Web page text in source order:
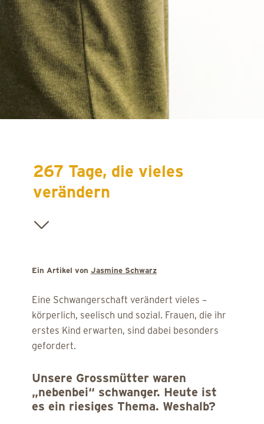
267 Tage, die vieles
verändern
Ein Artikel von Jasmine Schwarz
Eine Schwangerschaft verändert vieles –
körperlich, seelisch und sozial. Frauen, die ihr
erstes Kind erwarten, sind dabei besonders
gefordert.
Unsere Grossmütter waren
„nebenbei“ schwanger. Heute ist
es ein riesiges Thema. Weshalb?